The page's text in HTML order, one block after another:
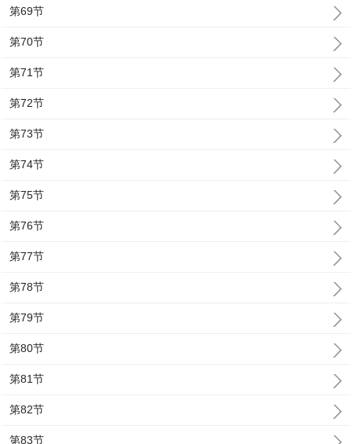
第69节
第70节
第71节
第72节
第73节
第74节
第75节
第76节
第77节
第78节
第79节
第80节
第81节
第82节
第83节